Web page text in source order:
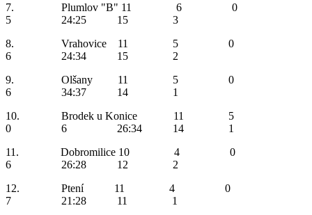
7. Plumlov "B" 11 6 0
5 24:25 15 3
8. Vrahovice 11 5 0
6 24:34 15 2
9. Olšany 11 5 0
6 34:37 14 1
10. Brodek u Konice 11 5
0 6 26:34 14 1
11. Dobromilice 10 4 0
6 26:28 12 2
12. Ptení 11 4 0
7 21:28 11 1